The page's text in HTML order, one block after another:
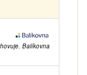
Balíkovna